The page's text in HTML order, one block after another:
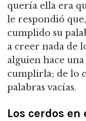
quería ella era
le respondió
cumplido su
a creer nada de
alguien hace
cumplirla; de lo
palabras vacías.
Los cerdos